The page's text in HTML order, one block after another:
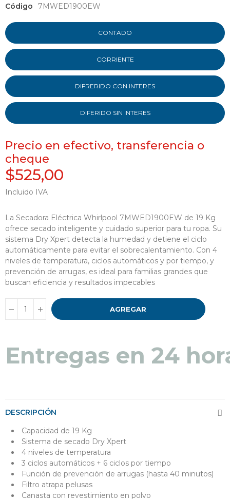
Código
7MWED1900EW
CONTADO
CORRIENTE
DIFRERIDO CON INTERES
DIFERIDO SIN INTERES
Precio en efectivo, transferencia o
cheque
$525,00
Incluido IVA
La Secadora Eléctrica Whirlpool 7MWED1900EW de 19 Kg
ofrece secado inteligente y cuidado superior para tu ropa. Su
sistema Dry Xpert detecta la humedad y detiene el ciclo
automáticamente para evitar el sobrecalentamiento. Con 4
niveles de temperatura, ciclos automáticos y por tiempo, y
prevención de arrugas, es ideal para familias grandes que
buscan eficiencia y resultados impecables
AGREGAR
Entregas en 24
DESCRIPCIÓN
Capacidad de 19 Kg
Sistema de secado Dry Xpert
4 niveles de temperatura
3 ciclos automáticos + 6 ciclos por tiempo
Función de prevención de arrugas (hasta 40 minutos)
Filtro atrapa pelusas
Canasta con revestimiento en polvo